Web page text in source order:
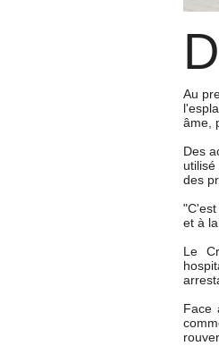
D
Au
âme,
Des
des
et à
Le
Face